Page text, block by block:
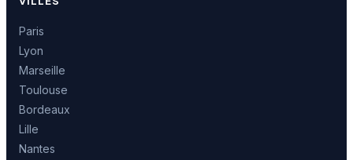
Paris
Lyon
Marseille
Toulouse
Bordeaux
Lille
Nantes